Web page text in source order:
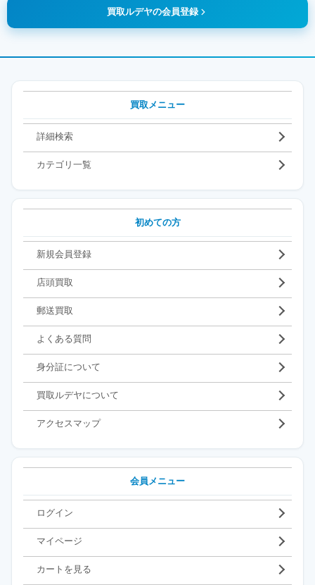
買取ルデヤの会員登録
買取メニュー
詳細検索
カテゴリ一覧
初めての方
新規会員登録
店頭買取
郵送買取
よくある質問
身分証について
買取ルデヤについて
アクセスマップ
会員メニュー
ログイン
マイページ
カートを見る